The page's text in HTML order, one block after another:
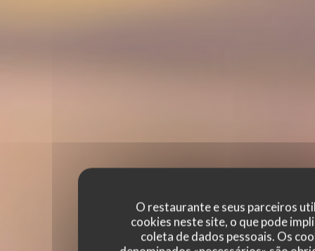
O restaurante e seus parceiros
cookies neste site, o que pode
coleta de dados pessoais. Os